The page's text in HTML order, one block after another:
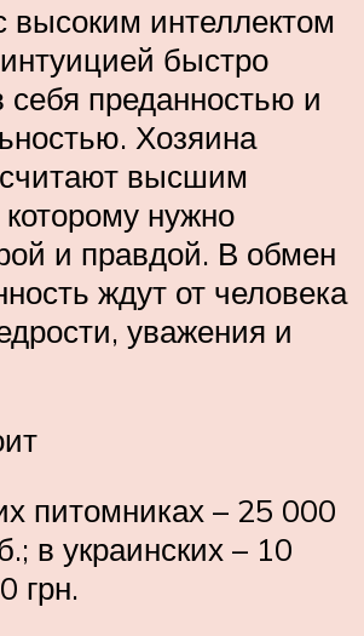
интеллектом
быстро
преданностью и
Хозяина
высшим
нужно
и правдой. В обмен
ждут от человека
уважения и
питомниках – 25 000
в украинских – 10
грн.